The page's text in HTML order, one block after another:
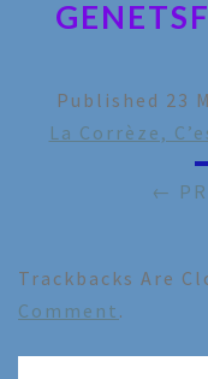
Published 23
La Corrèze,
←
Trackbacks Are
Comment .